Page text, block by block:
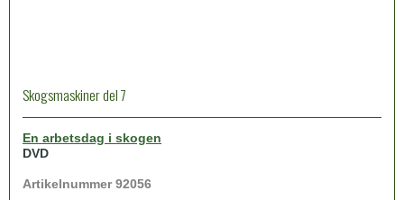
Skogsmaskiner del 7
En arbetsdag i skogen
DVD
Artikelnummer 92056